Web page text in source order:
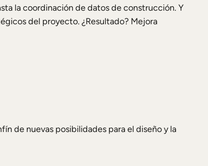
la coordinación de datos de construcción. Y
del proyecto. ¿Resultado? Mejora
de nuevas posibilidades para el diseño y la